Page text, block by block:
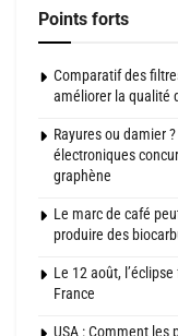
Points forts
Comparatif des
améliorer la qualité
Rayures ou damier
électroniques
graphène
Le marc de café
produire des
Le 12 août,
France
USA : Comment les